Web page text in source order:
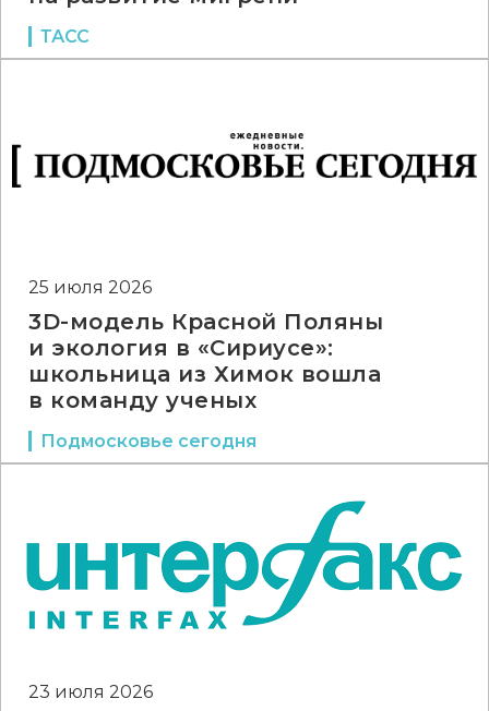
ТАСС
25 июля 2026
3D-модель Красной Поляны
и экология в «Сириусе»:
школьница из Химок вошла
в команду ученых
Подмосковье сегодня
23 июля 2026